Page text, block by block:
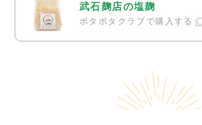
武石麹店の塩麹
ポタポタクラブで購入する